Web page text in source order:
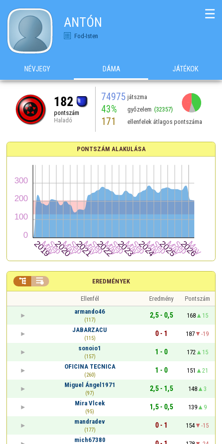
ANTÓN
Fod-Isten
☰
NÉVJEGY DÁMA JÁTÉKOK
182
pontszám
Haladó
74975 játszma
43% győzelem (32357)
171 ellenfelek átlagos pontszáma
PONTSZÁM ALAKULÁSA
EREDMÉNYEK
 
Ellenfél Eredmény
Pontszám
armando46
(117)
2,5 - 0,5 168
15
JABARZACU
(115)
0 - 1 187
-19
sonoio1
(157)
1 - 0 172
15
OFICINA TECNICA
(260)
1 - 0 151
21
Miguel Ángel1971
(97)
2,5 - 1,5 148
3
Mira Vlcek
(95)
1,5 - 0,5 139
9
mandradev
(177)
0 - 1 154
-15
mich67380